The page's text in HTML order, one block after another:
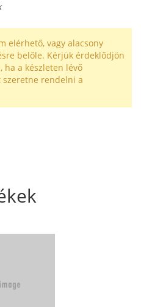
elérhető, vagy alacsony
belőle. Kérjük érdeklődjön
ha a készleten lévő
rendelni a